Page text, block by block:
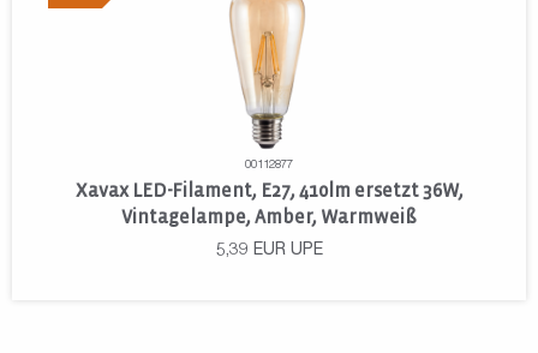
00112877
Xavax LED-Filament, E27, 410lm ersetzt 36W,
Vintagelampe, Amber, Warmweiß
5,39 EUR UPE